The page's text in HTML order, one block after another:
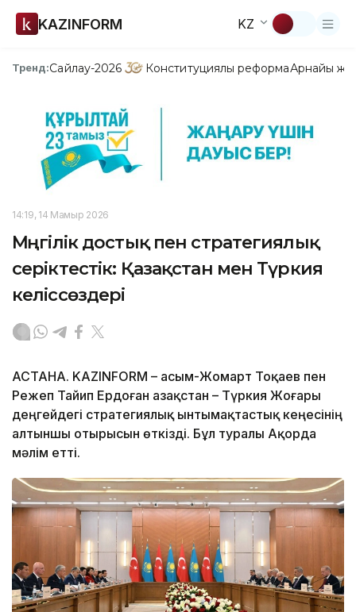
KAZINFORM KZ
Тренд:Сайлау-2026 Конституциялық реформаАрнайы
14:19, 14 Мамыр 2026
Мәңгілік достық пен стратегиялық
серіктестік: Қазақстан мен Түркия
келіссөздері
АСТАНА. KAZINFORM – Қасым-Жомарт Тоқаев пен
Режеп Тайип Ердоған Қазақстан – Түркия Жоғары
деңгейдегі стратегиялық ынтымақтастық кеңесінің
алтыншы отырысын өткізді. Бұл туралы Ақорда
мәлім етті.